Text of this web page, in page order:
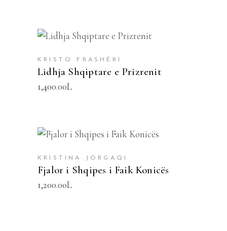
SHTOJE NË SHPORTË
KRISTO FRASHËRI
Lidhja Shqiptare e Prizrenit
1,400.00L
SHTOJE NË SHPORTË
KRISTINA JORGAQI
Fjalor i Shqipes i Faik Konicës
1,200.00L